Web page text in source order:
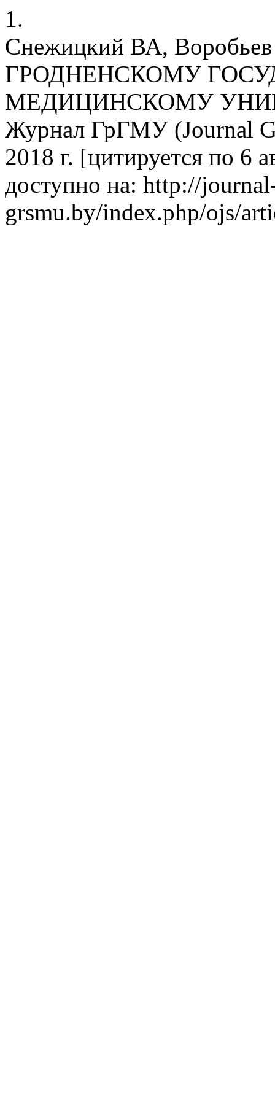
1.
Снежицкий ВА,
ГРОДНЕНСКОМУ
МЕДИЦИНСКОМУ
Журнал ГрГМУ (Journal
2018 г. [цитируется по 6
доступно на: http://
grsmu.by/index.php/ojs/